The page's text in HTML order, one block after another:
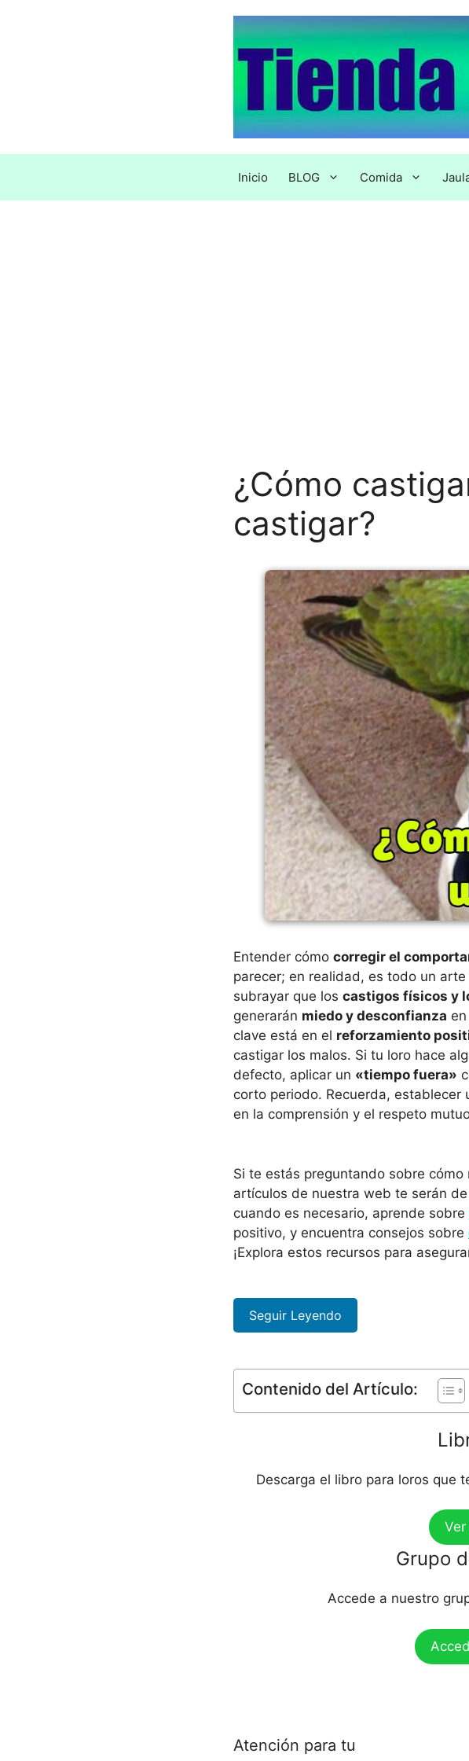
Inicio BLOG Comida
¿Cómo
castigar?
Entender cómo corregir el
parecer; en realidad, es todo un
subrayar que los castigos físicos y
generarán miedo y desconfianza
clave está en el reforzamiento
castigar los malos. Si tu loro hace
defecto, aplicar un «tiempo fuera»
corto periodo. Recuerda, establecer
en la comprensión y el respeto
Si te estás preguntando sobre
artículos de nuestra web te serán
cuando es necesario, aprende sobre
positivo, y encuentra consejos sobre
¡Explora estos recursos para
Seguir Leyendo
Contenido del Artículo:
Descarga el libro para loros que
Grupo
Accede a nuestro
Atención para tu